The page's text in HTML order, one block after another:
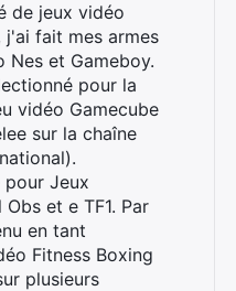
de jeux vidéo
j'ai fait mes armes
Nes et Gameboy.
pour la
vidéo Gamecube
sur la chaîne
pour Jeux
et e TF1. Par
en tant
Fitness Boxing
plusieurs